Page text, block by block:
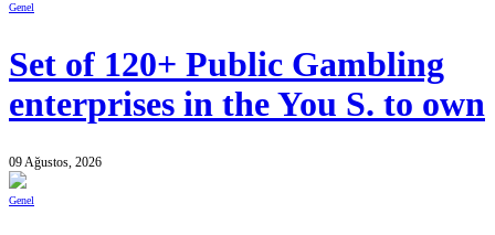
Genel
Set of 120+ Public Gambling
enterprises in the You S. to own
09 Ağustos, 2026
Genel